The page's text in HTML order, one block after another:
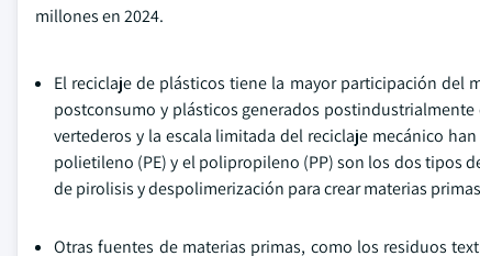
millones en 2024.
El reciclaje de plásticos tiene la mayor participación
postconsumo y plásticos generados
vertederos y la escala limitada del reciclaje mecánico
polietileno (PE) y el polipropileno (PP) son los dos tipos
de pirolisis y despolimerización para crear materias
Otras fuentes de materias primas, como los residuos